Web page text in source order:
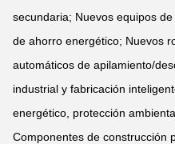
secundaria; Nuevos equipos
de ahorro energético; Nuevos
automáticos de apilamiento/
industrial y fabricación
energético, protección
Componentes de construcción